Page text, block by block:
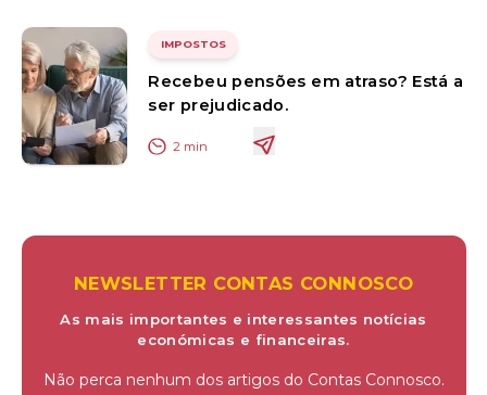
IMPOSTOS
Recebeu pensões em atraso? Está a
ser prejudicado.
2 min
NEWSLETTER CONTAS CONNOSCO
As mais importantes e interessantes notícias
económicas e financeiras.
Não perca nenhum dos artigos do Contas Connosco.